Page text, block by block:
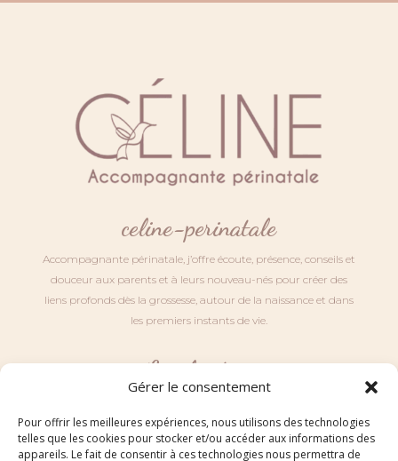
Gérer le consentement
Pour offrir les meilleures expériences, nous utilisons des technologies
telles que les cookies pour stocker et/ou accéder aux informations des
appareils. Le fait de consentir à ces technologies nous permettra de
celine-perinatale
Accompagnante périnatale, j’offre écoute, présence, conseils et
douceur aux parents et à leurs nouveau-nés pour créer des
liens profonds dès la grossesse, autour de la naissance et dans
les premiers instants de vie.
Localisation
l’Huilerie à Saint Maurice sur Fessard (45700).